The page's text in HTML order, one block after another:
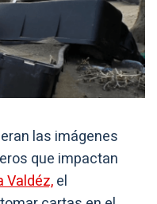
las imágenes
que impactan
Valdéz,el